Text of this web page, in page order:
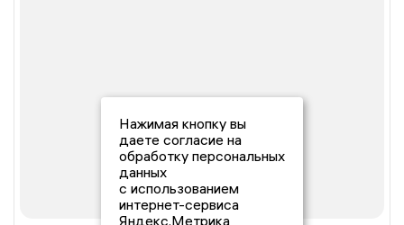
Нажимая кнопку вы
даете согласие на
обработку персональных
данных
с использованием
интернет-сервиса
Яндекс.Метрика,